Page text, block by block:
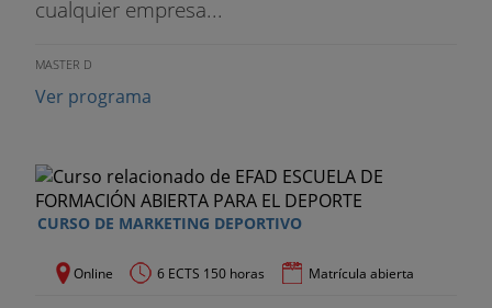
cualquier empresa...
MASTER D
Ver programa
CURSO DE MARKETING DEPORTIVO
Online 6 ECTS 150 horas Matrícula abierta